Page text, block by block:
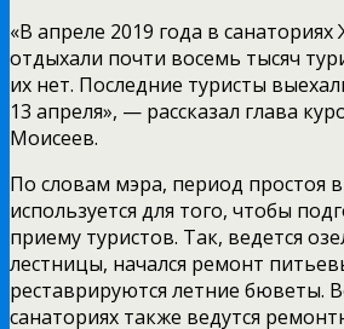
«В апреле 2019 года в
отдыхали почти восемь тысяч
их нет. Последние туристы
13 апреля», — рассказал глава
Моисеев.
По словам мэра, период простоя
используется для того, чтобы
приему туристов. Так, ведется
лестницы, начался ремонт
реставрируются летние бюветы.
санаториях также ведутся